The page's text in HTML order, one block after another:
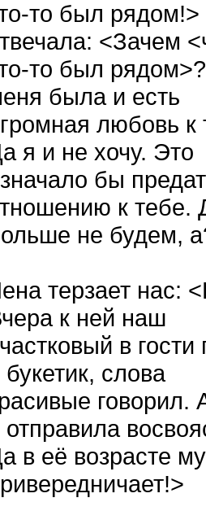
то был
<Зачем
то был
была и есть
любовь к
я и не хочу. Это
бы
к тебе.
не будем,
терзает нас:
к ней наш
в
букетик, слова
говорил.
отправила
в её возрасте